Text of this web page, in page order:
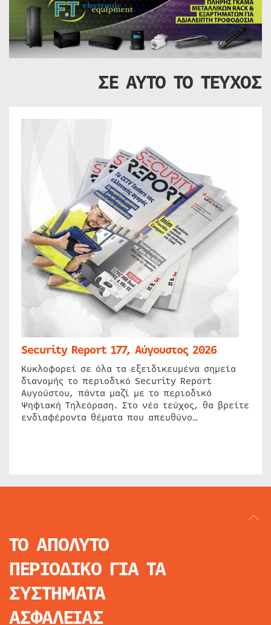
ΣΕ ΑΥΤΟ ΤΟ ΤΕΥΧΟΣ
Security Report 177, Αύγουστος 2026
Κυκλοφορεί σε όλα τα εξειδικευμένα σημεία
διανομής το περιοδικό Security Report
Αυγούστου, πάντα μαζί με το περιοδικό
Ψηφιακή Τηλεόραση. Στο νέο τεύχος, θα βρείτε
ενδιαφέροντα θέματα που απευθύνο…
ΤΟ ΑΠΟΛΥΤΟ
ΠΕΡΙΟΔΙΚΟ ΓΙΑ ΤΑ
ΣΥΣΤΗΜΑΤΑ
ΑΣΦΑΛΕΙΑΣ